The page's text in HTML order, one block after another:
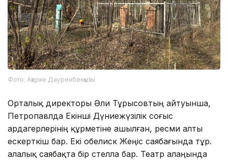
Фото: Ақерке Дәуренбекқызы
Орталық директоры Әли Тұрысовтың айтуынша,
Петропавлда Екінші Дүниежүзілік соғыс
ардагерлерінің құрметіне ашылған, ресми алты
ескерткіш бар. Екі обелиск Жеңіс саябағында тұр.
Қалалық саябақта бір стелла бар. Театр алаңында